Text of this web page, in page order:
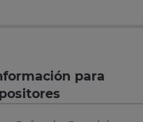
para